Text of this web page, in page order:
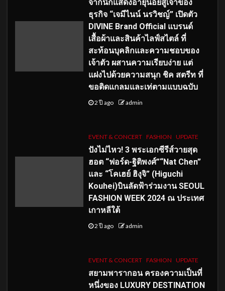
จากนักแสดงอายุน้อยสู่เจ้าของ
ธุรกิจ “เจมีไนน์ นรวิชญ์” เปิดตัว
DIVINE Brand Official แบรนด์
เสื้อผ้าและสินค้าไลฟ์สไตล์ ที่
สะท้อนบุคลิกและความชอบของ
เจ้าตัว ผสานความเรียบง่าย แต่
แฝงไปด้วยความสนุก ชิค สตรีท ที่
ขอติดแกลมและเท่ตามแบบฉบับ
2 ปี ago admin
EVENT & CONCERT FASHION UPDATE
ปังไม่ไหว! 3 พระเอกซีรีส์วายสุด
ฮอต “ฟอร์ด-ฐิติพงศ์”“Nat Chen”
และ “โคเฮย์ ฮิงุจิ” (Higuchi
Kouhei)บินลัดฟ้าร่วมงาน SEOUL
FASHION WEEK 2024 ณ ประเทศ
เกาหลีใต้
2 ปี ago admin
EVENT & CONCERT FASHION UPDATE
สยามพารากอน ครองความเป็นที่
หนึ่งของ LUXURY DESTINATION